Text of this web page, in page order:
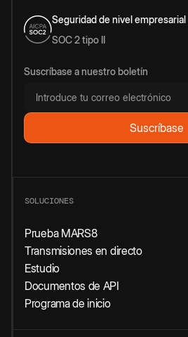
Seguridad de nivel empresarial
SOC 2 tipo II
Suscríbase a nuestro boletín
SOLUCIONES
Prueba MARS8
Transmisiones en directo
Estudio
Documentos de API
Programa de inicio